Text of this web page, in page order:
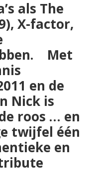
als The
X-factor,
Met
en de
Nick is
roos … en
twijfel één
en